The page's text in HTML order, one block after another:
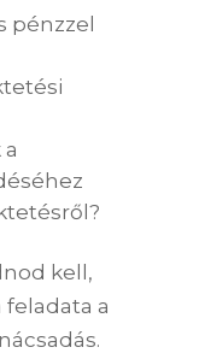
pénzzel
kell,
a